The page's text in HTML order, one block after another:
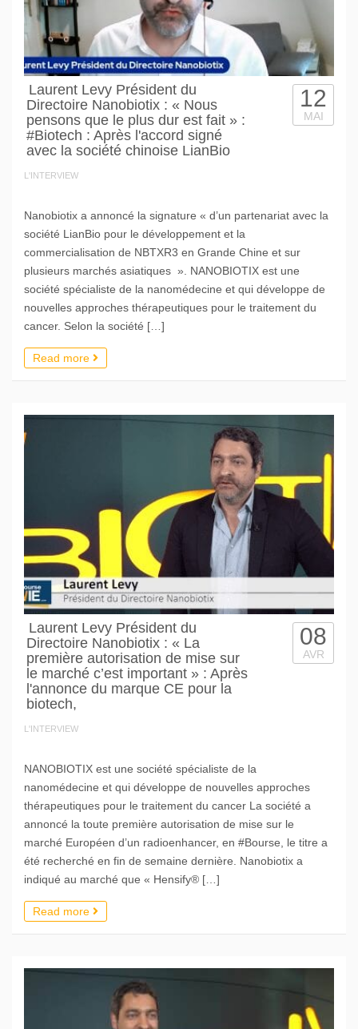
Laurent Levy Président du
Directoire Nanobiotix : « Nous
pensons que le plus dur est fait » :
#Biotech : Après l'accord signé
avec la société chinoise LianBio
L'INTERVIEW
12
MAI
Nanobiotix a annoncé la signature « d’un partenariat avec la
société LianBio pour le développement et la
commercialisation de NBTXR3 en Grande Chine et sur
plusieurs marchés asiatiques ». NANOBIOTIX est une
société spécialiste de la nanomédecine et qui développe de
nouvelles approches thérapeutiques pour le traitement du
cancer. Selon la société […]
Read more
Laurent Levy Président du
Directoire Nanobiotix : « La
première autorisation de mise sur
le marché c’est important » : Après
l'annonce du marque CE pour la
biotech,
L'INTERVIEW
08
AVR
NANOBIOTIX est une société spécialiste de la
nanomédecine et qui développe de nouvelles approches
thérapeutiques pour le traitement du cancer La société a
annoncé la toute première autorisation de mise sur le
marché Européen d’un radioenhancer, en #Bourse, le titre a
été recherché en fin de semaine dernière. Nanobiotix a
indiqué au marché que « Hensify® […]
Read more